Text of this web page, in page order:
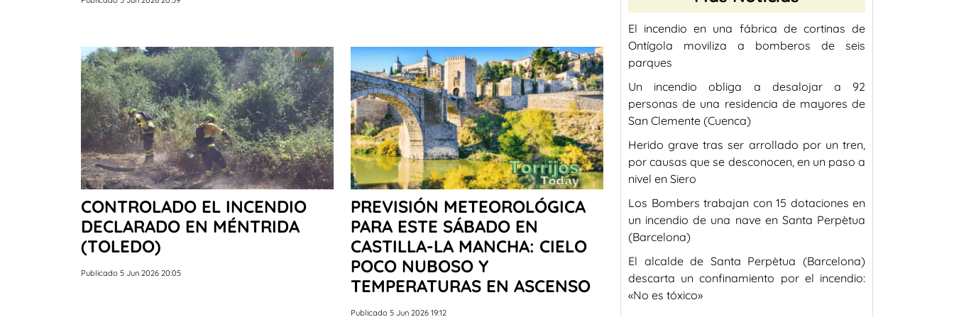
CONTROLADO EL INCENDIO
DECLARADO EN MÉNTRIDA
(TOLEDO)
Publicado 5 Jun 2026 20:05
PREVISIÓN METEOROLÓGICA
PARA ESTE SÁBADO EN
CASTILLA-LA MANCHA: CIELO
POCO NUBOSO Y
TEMPERATURAS EN ASCENSO
Publicado 5 Jun 2026 19:12
El incendio en una fábrica de cortinas de
Ontígola moviliza a bomberos de seis
parques
Un incendio obliga a desalojar a 92
personas de una residencia de mayores de
San Clemente (Cuenca)
Herido grave tras ser arrollado por un tren,
por causas que se desconocen, en un paso a
nivel en Siero
Los Bombers trabajan con 15 dotaciones en
un incendio de una nave en Santa Perpètua
(Barcelona)
El alcalde de Santa Perpètua (Barcelona)
descarta un confinamiento por el incendio:
«No es tóxico»